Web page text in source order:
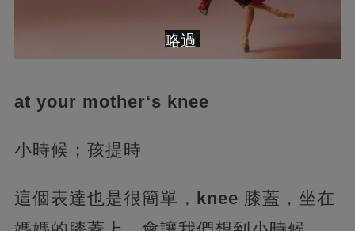
at your mother‘s knee
小時候；孩提時
這個表達也是很簡單， knee 膝蓋，坐在
略過